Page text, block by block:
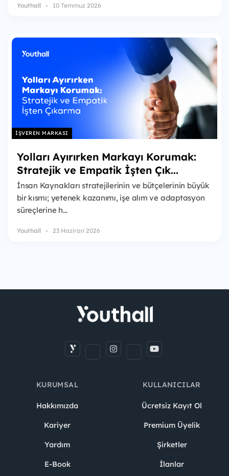
Youthall 10 Temmuz 2026
İŞVEREN MARKASI
Yolları Ayırırken Markayı Korumak:
Stratejik ve Empatik İşten Çık...
İnsan Kaynakları stratejilerinin ve bütçelerinin büyük
bir kısmı; yetenek kazanımı, işe alım ve adaptasyon
süreçlerine h...
Youthall 23 Haziran 2026
KURUMSAL
Hakkımızda
Kariyer
Yardım
E-Book
KULLANICILAR
Ücretsiz Kayıt Ol
Premium Üyelik
Şirketler
İlanlar